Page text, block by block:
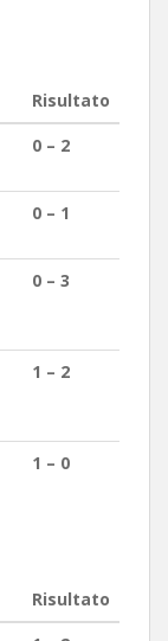
Risultato
0 – 2
0 – 1
0 – 3
1 – 2
1 – 0
Risultato